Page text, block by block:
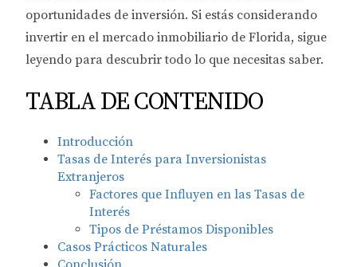
oportunidades de inversión. Si estás considerando
invertir en el mercado inmobiliario de Florida, sigue
leyendo para descubrir todo lo que necesitas saber.
TABLA DE CONTENIDO
Introducción
Tasas de Interés para Inversionistas
Extranjeros
Factores que Influyen en las Tasas de
Interés
Tipos de Préstamos Disponibles
Casos Prácticos Naturales